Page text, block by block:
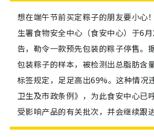
想在端午节前买定粽子的朋友要小心
生署食物安全中心（食安中心）于6
告，勒令一款预先包装的粽子停售。
包装粽子的样本，被检测出总脂肪含
标签规定，足足高出69%。这种情况
卫生及市政条例》，为此食安中心已
受影响产品的有关批次，并会继续跟